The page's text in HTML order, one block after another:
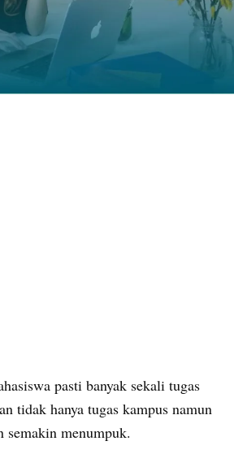
pasti banyak sekali tugas
tidak hanya tugas kampus namun
semakin menumpuk.